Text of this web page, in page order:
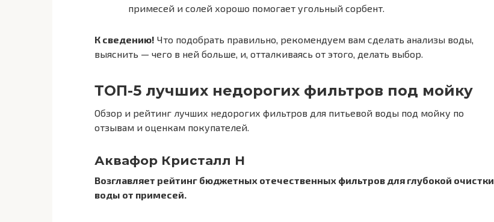
примесей и солей хорошо помогает угольный сорбент.
К сведению! Что подобрать правильно, рекомендуем вам сделать анализы воды,
выяснить — чего в ней больше, и, отталкиваясь от этого, делать выбор.
ТОП-5 лучших недорогих фильтров под мойку
Обзор и рейтинг лучших недорогих фильтров для питьевой воды под мойку по
отзывам и оценкам покупателей.
Аквафор Кристалл Н
Возглавляет рейтинг бюджетных отечественных фильтров для глубокой очистки
воды от примесей.